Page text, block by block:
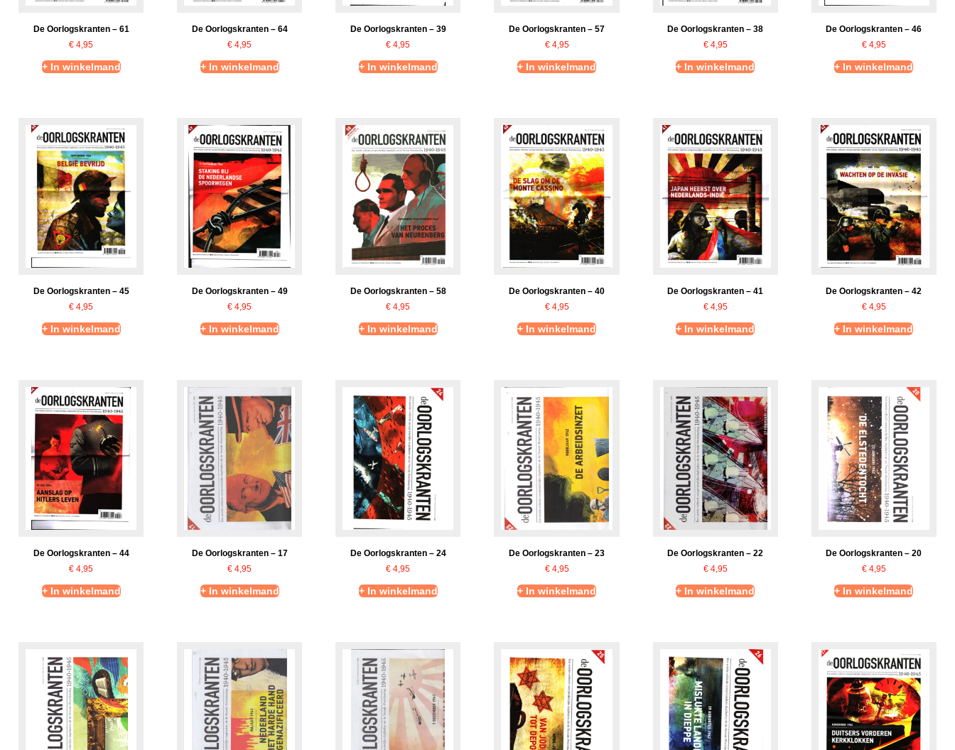
De Oorlogskranten – 61
€ 4,95
+ In winkelmand
De Oorlogskranten – 64
€ 4,95
+ In winkelmand
De Oorlogskranten – 39
€ 4,95
+ In winkelmand
De Oorlogskranten – 57
€4,95
+ In winkelmand
De Oorlogskranten – 38
€4,95
+ In winkelmand
De Oorlogskranten – 46
€4,95
+ In winkelmand
De Oorlogskranten – 45
€ 4,95
+ In winkelmand
De Oorlogskranten – 49
€ 4,95
+ In winkelmand
De Oorlogskranten – 58
€ 4,95
+ In winkelmand
De Oorlogskranten – 40
€4,95
+ In winkelmand
De Oorlogskranten – 41
€4,95
+ In winkelmand
De Oorlogskranten – 42
€4,95
+ In winkelmand
De Oorlogskranten – 44
€ 4,95
+ In winkelmand
De Oorlogskranten – 17
€ 4,95
+ In winkelmand
De Oorlogskranten – 24
€ 4,95
+ In winkelmand
De Oorlogskranten – 23
€4,95
+ In winkelmand
De Oorlogskranten – 22
€4,95
+ In winkelmand
De Oorlogskranten – 20
€4,95
+ In winkelmand